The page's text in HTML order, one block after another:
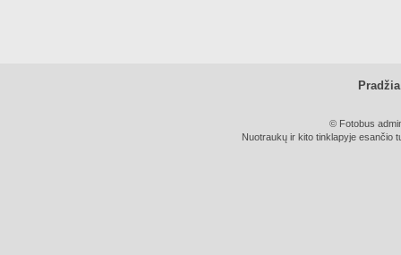
Pradžia
© Fotobus
Nuotraukų ir kito tinklapyje esančio